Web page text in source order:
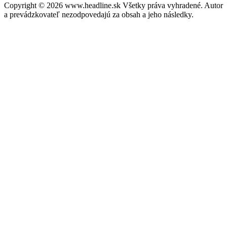
Copyright © 2026 www.headline.sk Všetky práva vyhradené. Autor
a prevádzkovateľ nezodpovedajú za obsah a jeho následky.